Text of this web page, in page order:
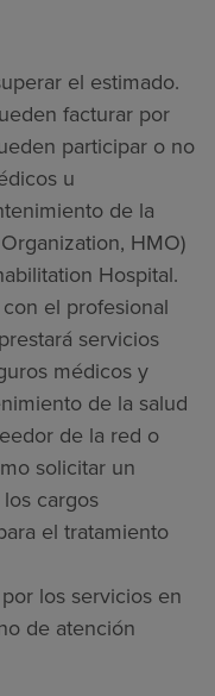
el estimado.
facturar por
participar o no
u
de la
HMO)
Hospital.
el profesional
servicios
médicos y
de la salud
de la red o
solicitar un
cargos
el tratamiento
los servicios en
de atención